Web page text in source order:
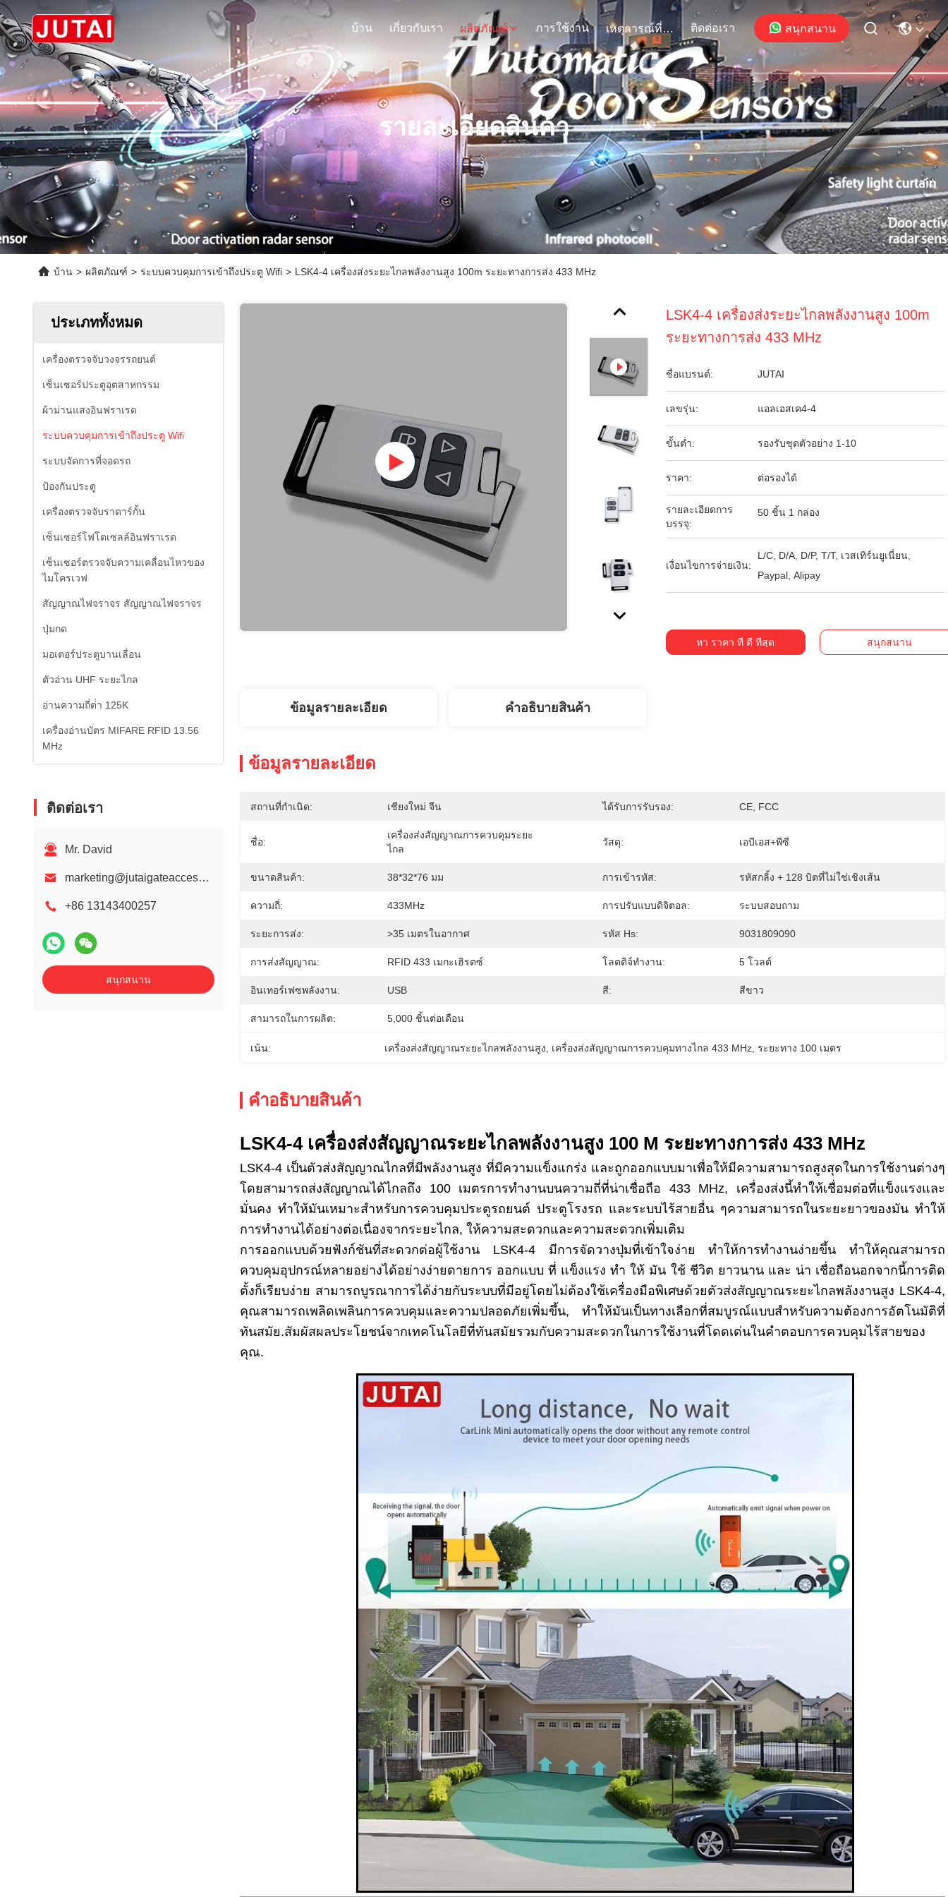
บ้าน เกี่ยวกับเรา ผลิตภัณฑ์ การใช้งาน เหตุการณ์ที่เกิดขึ้น ติดต่อเรา สนุกสนาน
รายละเอียดสินค้า
บ้าน > ผลิตภัณฑ์ > ระบบควบคุมการเข้าถึงประตู Wifi > LSK4-4 เครื่องส่งระยะไกลพลังงานสูง 100m ระยะทางการส่ง 433 MHz
ประเภททั้งหมด
เครื่องตรวจจับวงจรรถยนต์
เซ็นเซอร์ประตูอุตสาหกรรม
ผ้าม่านแสงอินฟราเรด
ระบบควบคุมการเข้าถึงประตู Wifi
ระบบจัดการที่จอดรถ
ป้องกันประตู
เครื่องตรวจจับราดาร์กั้น
เซ็นเซอร์โฟโตเซลล์อินฟราเรด
เซ็นเซอร์ตรวจจับความเคลื่อนไหวของ
ไมโครเวฟ
สัญญาณไฟจราจร สัญญาณไฟจราจร
ปุ่มกด
มอเตอร์ประตูบานเลื่อน
ตัวอ่าน UHF ระยะไกล
อ่านความถี่ต่ํา 125K
เครื่องอ่านบัตร MIFARE RFID 13.56
MHz
ติดต่อเรา
Mr. David
marketing@jutaigateaccess.com
+86 13143400257
สนุกสนาน
LSK4-4 เครื่องส่งระยะไกลพลังงานสูง 100m
ระยะทางการส่ง 433 MHz
ชื่อแบรนด์: JUTAI
เลขรุ่น: แอลเอสเค4-4
ขั้นต่ำ: รองรับชุดตัวอย่าง 1-10
ราคา: ต่อรองได้
รายละเอียดการ
บรรจุ:
50 ชิ้น 1 กล่อง
เงื่อนไขการจ่ายเงิน:
L/C, D/A, D/P, T/T, เวสเทิร์นยูเนี่ยน,
Paypal, Alipay
หา ราคา ที่ ดี ที่สุด สนุกสนาน
ข้อมูลรายละเอียด คําอธิบายสินค้า
ข้อมูลรายละเอียด
สถานที่กำเนิด: เชียงใหม่ จีน ได้รับการรับรอง: CE, FCC
ชื่อ:
เครื่องส่งสัญญาณการควบคุมระยะ
ไกล
วัสดุ: เอบีเอส+พีซี
ขนาดสินค้า: 38*32*76 มม การเข้ารหัส: รหัสกลิ้ง + 128 บิตที่ไม่ใช่เชิงเส้น
ความถี่: 433MHz การปรับแบบดิจิตอล: ระบบสอบถาม
ระยะการส่ง: >35 เมตรในอากาศ รหัส Hs: 9031809090
การส่งสัญญาณ: RFID 433 เมกะเฮิรตซ์ โลตติจ์ทํางาน: 5 โวลต์
อินเทอร์เฟซพลังงาน: USB สี: สีขาว
สามารถในการผลิต: 5,000 ชิ้นต่อเดือน
เน้น: เครื่องส่งสัญญาณระยะไกลพลังงานสูง เครื่องส่งสัญญาณการควบคุมทางไกล 433 MHz ระยะทาง 100 เมตร
คําอธิบายสินค้า
LSK4-4 เครื่องส่งสัญญาณระยะไกลพลังงานสูง 100 M ระยะทางการส่ง 433 MHz
LSK4-4 เป็นตัวส่งสัญญาณไกลที่มีพลังงานสูง ที่มีความแข็งแกร่ง และถูกออกแบบมาเพื่อให้มีความสามารถสูงสุดในการใช้งานต่างๆ
โดยสามารถส่งสัญญาณได้ไกลถึง 100 เมตรการทํางานบนความถี่ที่น่าเชื่อถือ 433 MHz, เครื่องส่งนี้ทําให้เชื่อมต่อที่แข็งแรงและ
มั่นคง ทําให้มันเหมาะสําหรับการควบคุมประตูรถยนต์ ประตูโรงรถ และระบบไร้สายอื่น ๆความสามารถในระยะยาวของมัน ทําให้
การทํางานได้อย่างต่อเนื่องจากระยะไกล, ให้ความสะดวกและความสะดวกเพิ่มเติม
การออกแบบด้วยฟังก์ชันที่สะดวกต่อผู้ใช้งาน LSK4-4 มีการจัดวางปุ่มที่เข้าใจง่าย ทําให้การทํางานง่ายขึ้น ทําให้คุณสามารถ
ควบคุมอุปกรณ์หลายอย่างได้อย่างง่ายดายการ ออกแบบ ที่ แข็งแรง ทํา ให้ มัน ใช้ ชีวิต ยาวนาน และ น่า เชื่อถือนอกจากนี้การติด
ตั้งก็เรียบง่าย สามารถบูรณาการได้ง่ายกับระบบที่มีอยู่โดยไม่ต้องใช้เครื่องมือพิเศษด้วยตัวส่งสัญญาณระยะไกลพลังงานสูง LSK4-4,
คุณสามารถเพลิดเพลินการควบคุมและความปลอดภัยเพิ่มขึ้น, ทําให้มันเป็นทางเลือกที่สมบูรณ์แบบสําหรับความต้องการอัตโนมัติที่
ทันสมัย.สัมผัสผลประโยชน์จากเทคโนโลยีที่ทันสมัยรวมกับความสะดวกในการใช้งานที่โดดเด่นในคําตอบการควบคุมไร้สายของ
คุณ.